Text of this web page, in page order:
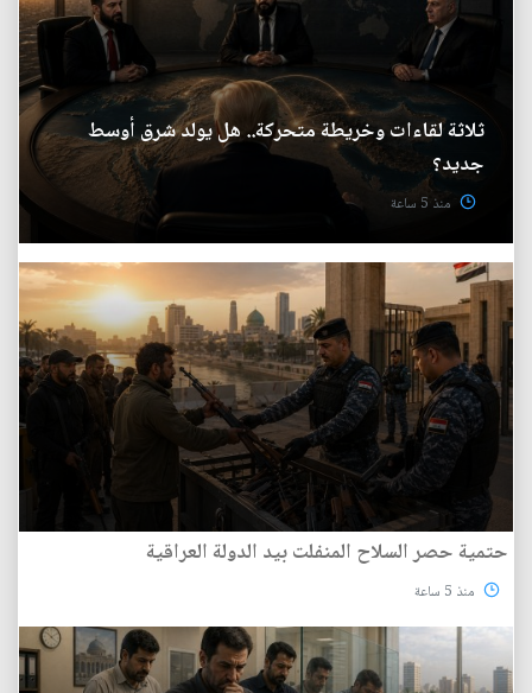
ثلاثة لقاءات وخريطة متحركة.. هل يولد شرق أوسط
جديد؟
منذ 5 ساعة
حتمية حصر السلاح المنفلت بيد الدولة العراقية
منذ 5 ساعة